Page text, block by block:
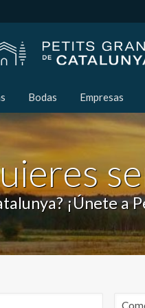
Bodas Empresas
¡Únete a